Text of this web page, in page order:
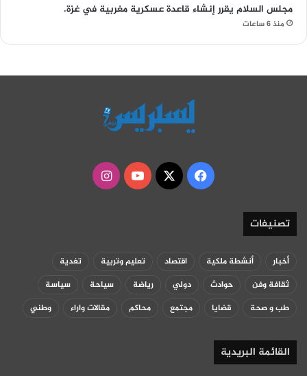
مجلس السلام يقرر إنشاء قاعدة عسكرية مغربية في غزة.
منذ 6 ساعات
فيسبوك
‫X
‫YouTubeانستقرام
تصنيفات
أخبار أنشطة ملكية اقتصاد تعليم وتربية
تغدية
ثقافة وفن
حوادث دولي رياضة سياحة
سياسة
طب و صحة
قضايا مجتمع محاكم مقالات واراء وطني
القائمة البريدية